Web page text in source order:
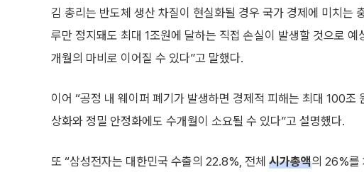
김 총리는 반도체 생산 차질이 현실화될 경우 국가 경제에 미치는
루만 정지돼도 최대 1조원에 달하는 직접 손실이 발생할 것으로
개월의 마비로 이어질 수 있다”고 말했다.
이어 “공정 내 웨이퍼 폐기가 발생하면 경제적 피해는 최대 100조
상화와 정밀 안정화에도 수개월이 소요될 수 있다”고 설명했다.
또 “삼성전자는 대한민국 수출의 22.8%, 전체 시가총액의 26%를